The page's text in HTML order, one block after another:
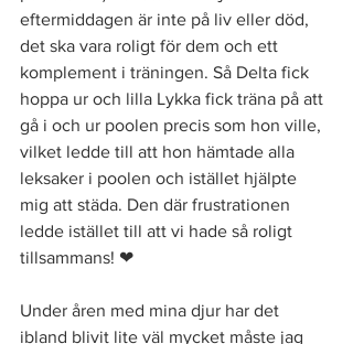
eftermiddagen är inte på liv eller död,
det ska vara roligt för dem och ett
komplement i träningen. Så Delta fick
hoppa ur och lilla Lykka fick träna på att
gå i och ur poolen precis som hon ville,
vilket ledde till att hon hämtade alla
leksaker i poolen och istället hjälpte
mig att städa. Den där frustrationen
ledde istället till att vi hade så roligt
tillsammans! ❤
Under åren med mina djur har det
ibland blivit lite väl mycket måste jag